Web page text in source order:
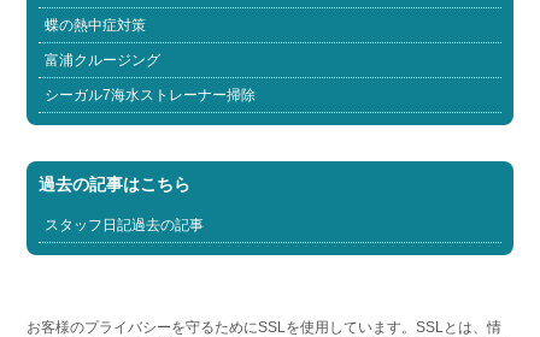
蝶の熱中症対策
富浦クルージング
シーガル7海水ストレーナー掃除
過去の記事はこちら
スタッフ日記過去の記事
お客様のプライバシーを守るためにSSLを使用しています。SSLとは、情